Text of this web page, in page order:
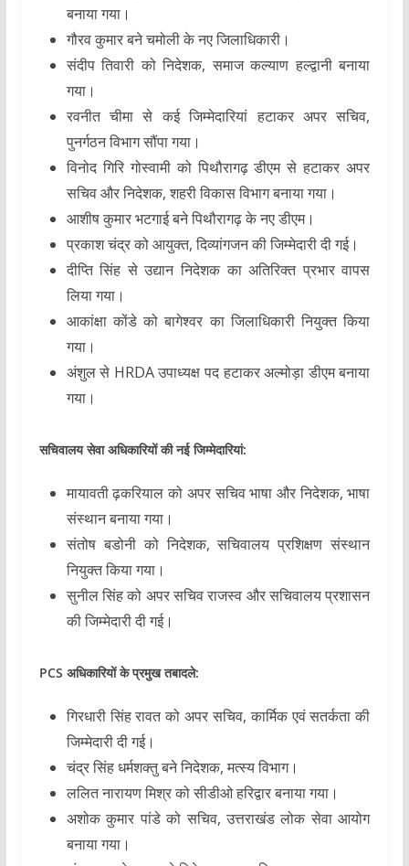
बनाया गया।
गौरव कुमारबनेचमोली के नए जिलाधिकारी।
संदीप तिवारी कोनिदेशक, समाज कल्याण हल्द्वानीबनाया
गया।
रवनीत चीमा से कई जिम्मेदारियां हटाकर अपर सचिव,
पुनर्गठन विभागसौंपा गया।
विनोद गिरि गोस्वामीकोपिथौरागढ़ डीएमसे हटाकरअपर
सचिव और निदेशक, शहरी विकास विभागबनाया गया।
आशीष कुमार भटगाईबनेपिथौरागढ़ के नए डीएम।
प्रकाश चंद्रकोआयुक्त, दिव्यांगजनकी जिम्मेदारी दी गई।
दीप्ति सिंह सेउद्यान निदेशक का अतिरिक्त प्रभारवापस
लिया गया।
आकांक्षा कोंडेकोबागेश्वर का जिलाधिकारीनियुक्त किया
गया।
अंशुलसे HRDA उपाध्यक्ष पदहटाकरअल्मोड़ा डीएमबनाया
गया।
सचिवालय सेवा अधिकारियों की नई जिम्मेदारियां:
मायावती ढ़करियालको अपर सचिव भाषा औरनिदेशक, भाषा
संस्थानबनाया गया।
संतोष बडोनीकोनिदेशक, सचिवालय प्रशिक्षण संस्थान
नियुक्त किया गया।
सुनील सिंहको अपर सचिव राजस्व और सचिवालय प्रशासन
की जिम्मेदारी दी गई।
PCS अधिकारियों के प्रमुख तबादले:
गिरधारी सिंह रावतकोअपर सचिव, कार्मिक एवं सतर्कताकी
जिम्मेदारी दी गई।
चंद्र सिंह धर्मशक्तुबनेनिदेशक, मत्स्य विभाग।
ललित नारायण मिश्रकोसीडीओ हरिद्वारबनाया गया।
अशोक कुमार पांडेकोसचिव, उत्तराखंड लोक सेवा आयोग
बनाया गया।